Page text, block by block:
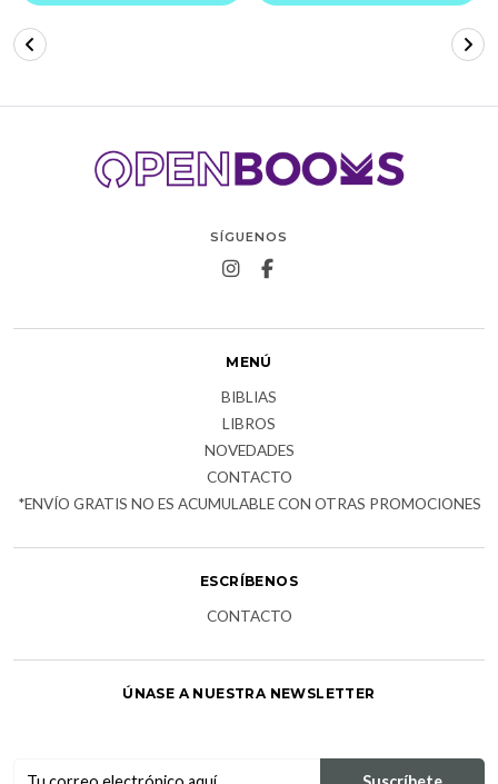
SÍGUENOS
MENÚ
BIBLIAS
LIBROS
NOVEDADES
CONTACTO
*ENVÍO GRATIS NO ES ACUMULABLE CON OTRAS PROMOCIONES
ESCRÍBENOS
CONTACTO
ÚNASE A NUESTRA NEWSLETTER